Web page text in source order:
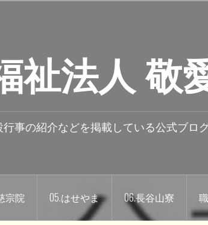
祉法人 敬
事の紹介などを掲載している公式ブログ
宗院 05.はせやま 06.長谷山寮